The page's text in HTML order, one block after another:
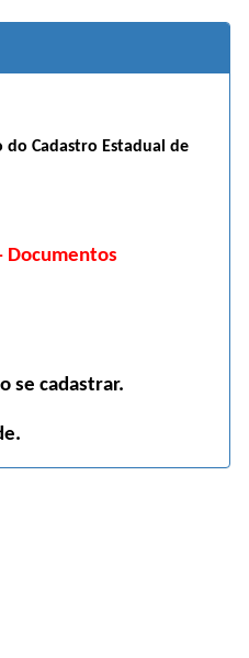
Cadastro Estadual de
Documentos
se cadastrar.